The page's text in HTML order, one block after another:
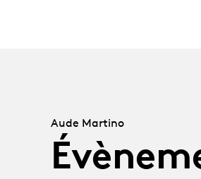
Aude Martino